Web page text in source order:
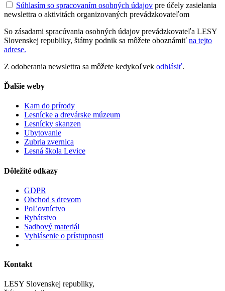
Súhlasím so spracovaním osobných údajov pre účely zasielania
newslettra o aktivitách organizovaných prevádzkovateľom
So zásadami spracúvania osobných údajov prevádzkovateľa LESY
Slovenskej republiky, štátny podnik sa môžete oboznámiť na tejto
adrese.
Z odoberania newslettra sa môžete kedykoľvek odhlásiť.
Ďalšie weby
Kam do prírody
Lesnícke a drevárske múzeum
Lesnícky skanzen
Ubytovanie
Zubria zvernica
Lesná škola Levice
Dôležité odkazy
GDPR
Obchod s drevom
PoĽovníctvo
Rybárstvo
Sadbový materiál
Vyhlásenie o prístupnosti
Kontakt
LESY Slovenskej republiky,